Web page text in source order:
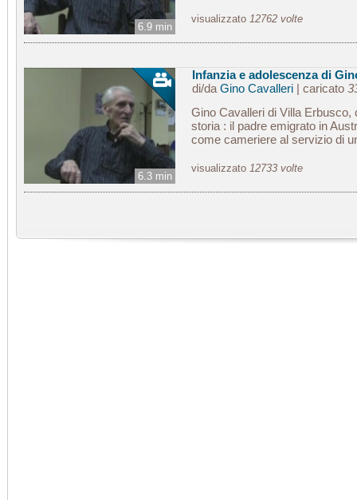
6.9 min
visualizzato 12762 volte
6.3 min
Infanzia e adolescenza di
di/da Gino Cavalleri| caricato
Gino Cavalleri di Villa
storia : il padre emigrato in
come cameriere al servizio di
visualizzato 12733 volte